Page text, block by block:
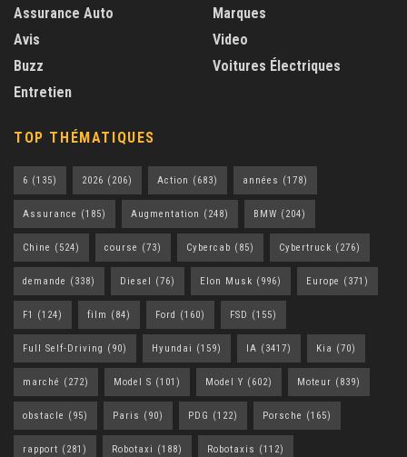
Assurance Auto
Avis
Buzz
Entretien
Marques
Video
Voitures Électriques
TOP THÉMATIQUES
6 (135) 2026 (206) Action (683) années (178)
Assurance (185) Augmentation (248) BMW (204)
Chine (524) course (73) Cybercab (85) Cybertruck (276)
demande (338) Diesel (76) Elon Musk (996) Europe (371)
F1 (124) film (84) Ford (160) FSD (155)
Full Self-Driving (90) Hyundai (159) IA (3417) Kia (70)
marché (272) Model S (101) Model Y (602) Moteur (839)
obstacle (95) Paris (90) PDG (122) Porsche (165)
rapport (281) Robotaxi (188) Robotaxis (112)